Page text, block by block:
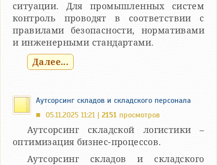
ситуации. Для промышленных систем
контроль проводят в соответствии с
правилами безопасности, нормативами
и инженерными стандартами.
Далее...
Аутсорсинг складов и складского персонала
■ 05.11.2025 11:21 | 2151 просмотров
Аутсорсинг складской логистики –
оптимизация бизнес-процессов.
Аутсорсинг складов и складского